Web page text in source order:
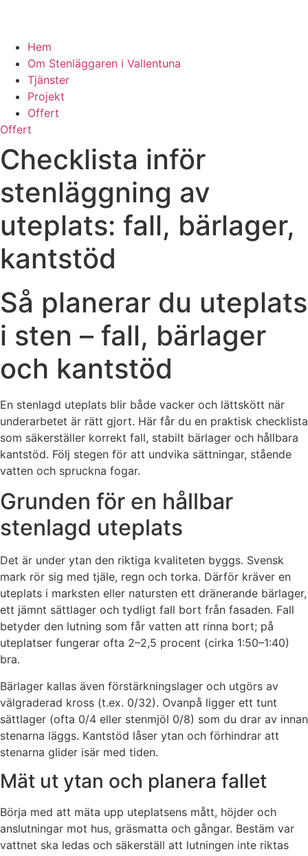
Hem
Om Stenläggaren i Vallentuna
Tjänster
Projekt
Offert
Offert
Checklista inför
stenläggning av
uteplats: fall, bärlager,
kantstöd
Så planerar du uteplats
i sten – fall, bärlager
och kantstöd
En stenlagd uteplats blir både vacker och lättskött när
underarbetet är rätt gjort. Här får du en praktisk checklista
som säkerställer korrekt fall, stabilt bärlager och hållbara
kantstöd. Följ stegen för att undvika sättningar, stående
vatten och spruckna fogar.
Grunden för en hållbar
stenlagd uteplats
Det är under ytan den riktiga kvaliteten byggs. Svensk
mark rör sig med tjäle, regn och torka. Därför kräver en
uteplats i marksten eller natursten ett dränerande bärlager,
ett jämnt sättlager och tydligt fall bort från fasaden. Fall
betyder den lutning som får vatten att rinna bort; på
uteplatser fungerar ofta 2–2,5 procent (cirka 1:50–1:40)
bra.
Bärlager kallas även förstärkningslager och utgörs av
välgraderad kross (t.ex. 0/32). Ovanpå ligger ett tunt
sättlager (ofta 0/4 eller stenmjöl 0/8) som du drar av innan
stenarna läggs. Kantstöd låser ytan och förhindrar att
stenarna glider isär med tiden.
Mät ut ytan och planera fallet
Börja med att mäta upp uteplatsens mått, höjder och
anslutningar mot hus, gräsmatta och gångar. Bestäm var
vattnet ska ledas och säkerställ att lutningen inte riktas